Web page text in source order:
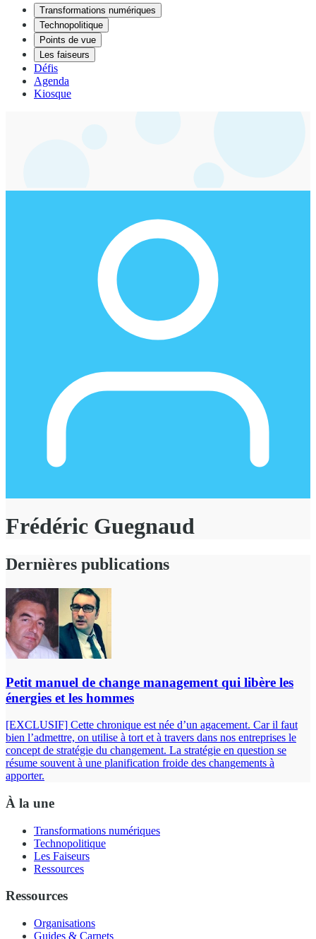
Transformations numériques
Technopolitique
Points de vue
Les faiseurs
Défis
Agenda
Kiosque
Frédéric Guegnaud
Dernières publications
Petit manuel de change management qui libère les
énergies et les hommes
[EXCLUSIF] Cette chronique est née d’un agacement. Car il faut
bien l’admettre, on utilise à tort et à travers dans nos entreprises le
concept de stratégie du changement. La stratégie en question se
résume souvent à une planification froide des changements à
apporter.
À la une
Transformations numériques
Technopolitique
Les Faiseurs
Ressources
Ressources
Organisations
Guides & Carnets